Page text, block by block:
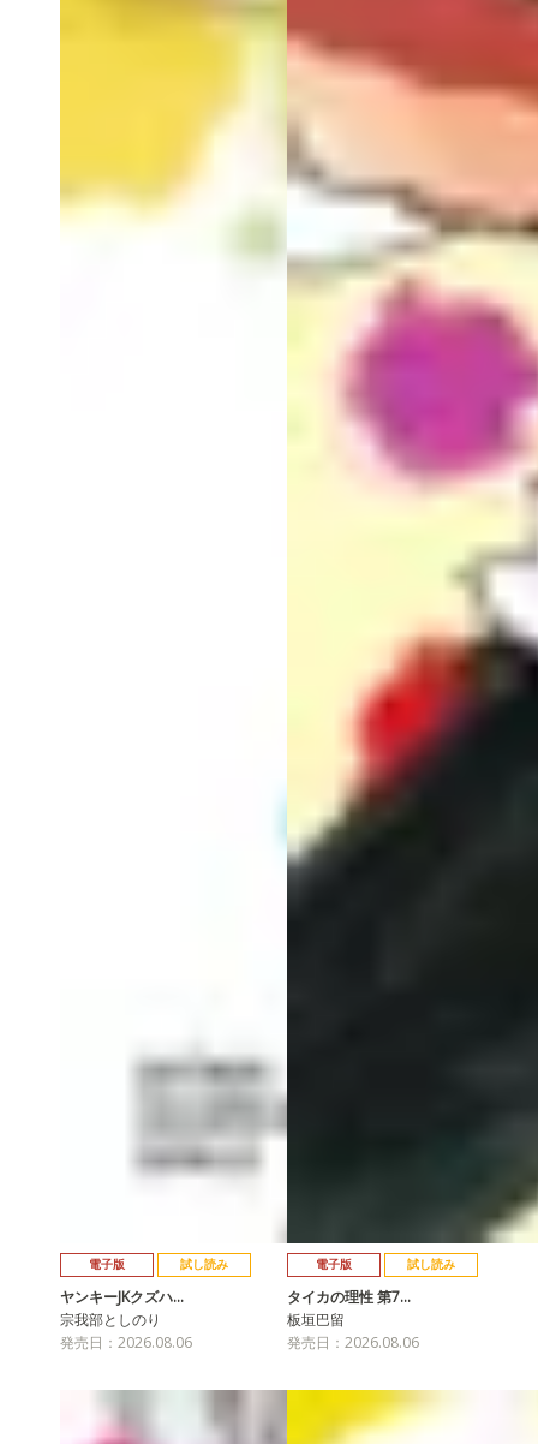
電子版 試し読み
ヤンキーJKクズハ…
宗我部としのり
発売日：2026.08.06
電子版 試し読み
タイカの理性 第7…
板垣巴留
発売日：2026.08.06